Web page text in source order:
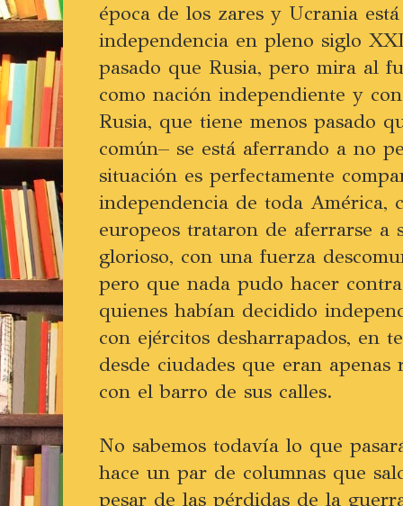
época de los zares y Ucrania
independencia en pleno siglo
pasado que Rusia, pero mira al
como nación independiente y
Rusia, que tiene menos pasado
común– se está aferrando a no
situación es perfectamente
independencia de toda América,
europeos trataron de aferrarse a
glorioso, con una fuerza
pero que nada pudo hacer
quienes habían decidido
con ejércitos desharrapados, en
desde ciudades que eran
con el barro de sus calles.
No sabemos todavía lo que
hace un par de columnas que
pesar de las pérdidas de la